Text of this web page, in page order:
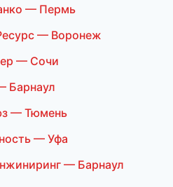
— Пермь
— Воронеж
— Сочи
Барнаул
— Тюмень
— Уфа
— Барнаул